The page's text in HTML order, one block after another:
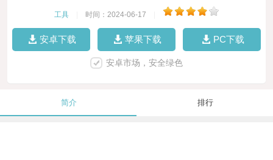
工具 时间：2024-06-17
安卓下载 苹果下载 PC下载
安卓市场，安全绿色
简介 排行